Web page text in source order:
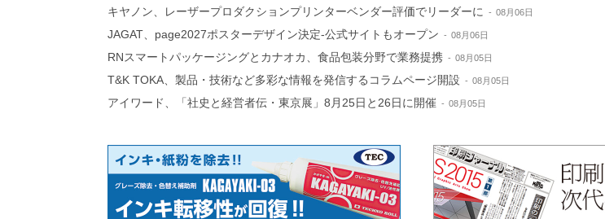
キヤノン、レーザープロダクションプリンターベンダー評価でリーダーに 08月06日
JAGAT、page2027ポスターデザイン決定-公式サイトもオープン 08月06日
RNスマートパッケージングとカナオカ、食品包装分野で業務提携 08月05日
T&K TOKA、製品・技術など多彩な情報を発信するコラムページ開設 08月05日
アイワード、「社史と経営者伝・東京展」8月25日と26日に開催 08月05日